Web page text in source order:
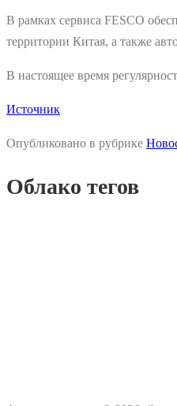
В рамках сервиса FESCO
территории Китая, а также
В настоящее время
Источник
Опубликовано в рубрике
Облако тегов